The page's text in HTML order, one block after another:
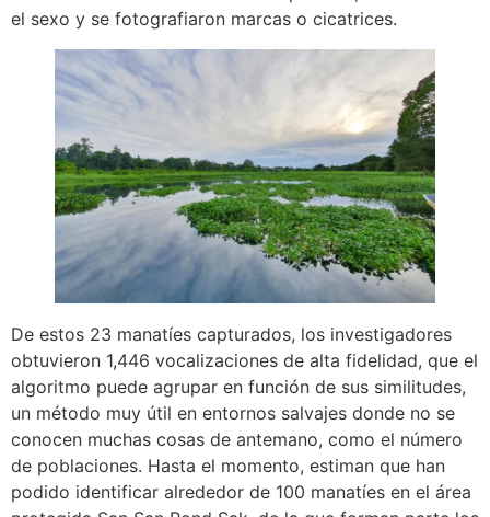
el sexo y se fotografiaron marcas o cicatrices.
De estos 23 manatíes capturados, los investigadores
obtuvieron 1,446 vocalizaciones de alta fidelidad, que el
algoritmo puede agrupar en función de sus similitudes,
un método muy útil en entornos salvajes donde no se
conocen muchas cosas de antemano, como el número
de poblaciones. Hasta el momento, estiman que han
podido identificar alrededor de 100 manatíes en el área